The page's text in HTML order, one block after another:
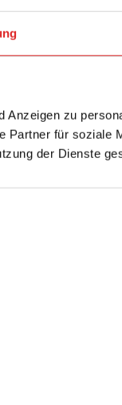
Anzeigen zu
Partner für soziale
der Dienste